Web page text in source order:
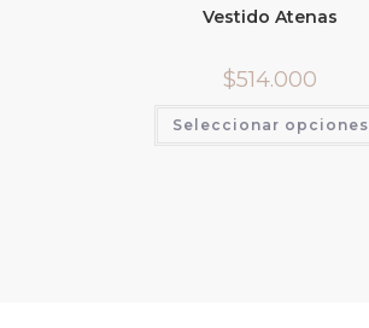
Vestido Atenas
$514.000
Seleccionar opciones